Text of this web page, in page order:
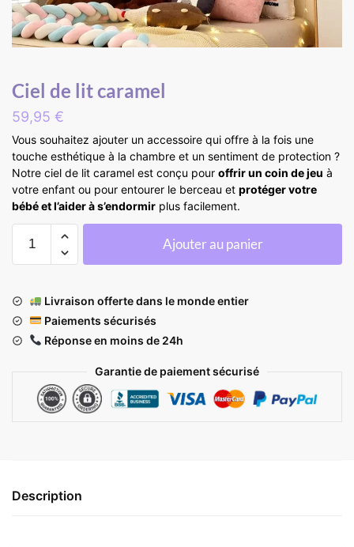
Ciel de lit caramel
59,95 €
Vous souhaitez ajouter un accessoire qui offre à la fois une
touche esthétique à la chambre et un sentiment de protection ?
Notre ciel de lit caramel est conçu pour offrir un coin de jeu à
votre enfant ou pour entourer le berceau et protéger votre
bébé et l’aider à s’endormir plus facilement.
Ajouter au panier
Livraison offerte dans le monde entier
Paiements sécurisés
Réponse en moins de 24h
Garantie de paiement sécurisé
Description